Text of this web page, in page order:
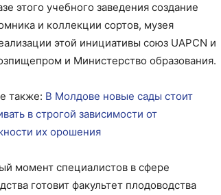
этого учебного заведения создание
и коллекции сортов, музея
этой инициативы союз UAPCN и
и Министерство образования.
также: В Молдове новые сады стоит
в строгой зависимости от
их орошения
момент специалистов в сфере
готовит факультет плодоводства